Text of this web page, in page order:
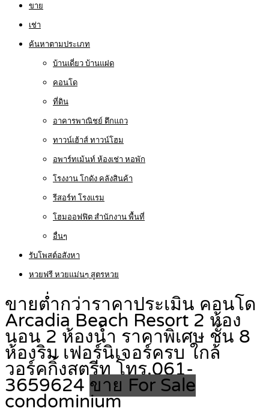
ขาย
เช่า
ค้นหาตามประเภท
บ้านเดี่ยว บ้านแฝด
คอนโด
ที่ดิน
อาคารพาณิชย์ ตึกแถว
ทาวน์เฮ้าส์ ทาวน์โฮม
อพาร์ทเม้นท์ ห้องเช่า หอพัก
โรงงาน โกดัง คลังสินค้า
รีสอร์ท โรงแรม
โฮมออฟฟิต สำนักงาน พื้นที่
อื่นๆ
รับโพสต์อสังหา
หวยฟรี หวยแม่นๆ สูตรหวย
ขายต่ำกว่าราคาประเมิน คอนโด
Arcadia Beach Resort 2 ห้อง
นอน 2 ห้องน้ำ ราคาพิเศษ ชั้น 8
ห้องริม เฟอร์นิเจอร์ครบ ใกล้
วอร์คกิ้งสตรีท โทร.061-
3659624 ขาย For Sale
condominium